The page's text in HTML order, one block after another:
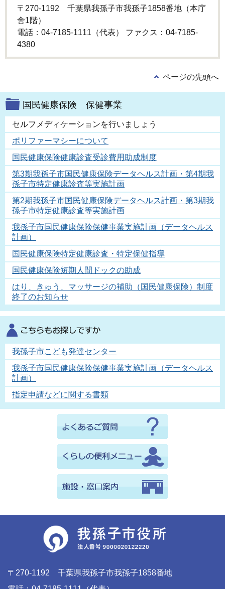
〒270-1192 千葉県我孫子市我孫子1858番地（本庁
舎1階）
電話：04-7185-1111（代表） ファクス：04-7185-
4380
ページの先頭へ
国民健康保険 保健事業
セルフメディケーションを行いましょう
ポリファーマシーについて
国民健康保険健康診査受診費用助成制度
第3期我孫子市国民健康保険データヘルス計画・第4期我
孫子市特定健康診査等実施計画
第2期我孫子市国民健康保険データヘルス計画・第3期我
孫子市特定健康診査等実施計画
我孫子市国民健康保険保健事業実施計画（データヘルス
計画）
国民健康保険特定健康診査・特定保健指導
国民健康保険短期人間ドックの助成
はり、きゅう、マッサージの補助（国民健康保険）制度
終了のお知らせ
我孫子市こども発達センター
我孫子市国民健康保険保健事業実施計画（データヘルス
計画）
指定申請などに関する書類
〒270-1192 千葉県我孫子市我孫子1858番地